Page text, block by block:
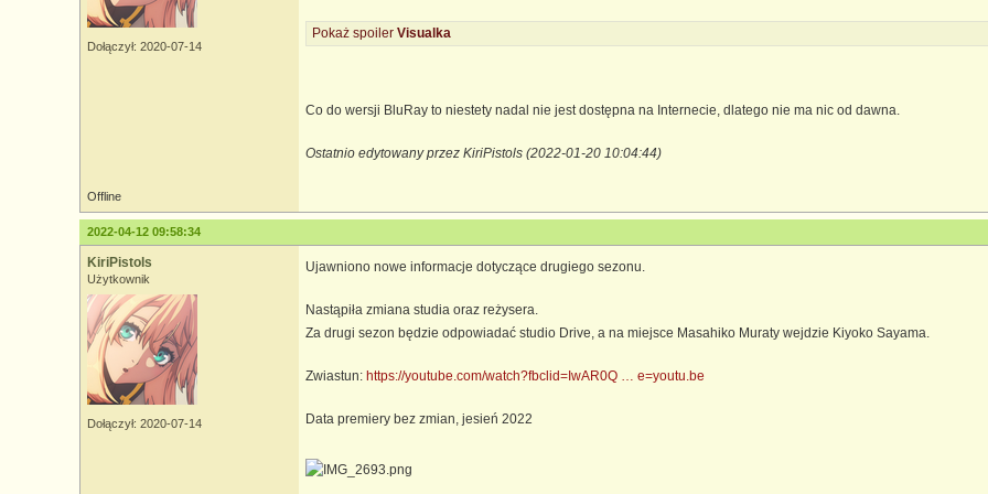
Dołączył: 2020-07-14
Pokaż spoiler Visualka
Co do wersji BluRay to niestety nadal nie jest dostępna na Internecie, dlatego nie ma nic od dawna.
Ostatnio edytowany przez KiriPistols (2022-01-20 10:04:44)
Offline
2022-04-12 09:58:34
KiriPistols
Użytkownik
Dołączył: 2020-07-14
Ujawniono nowe informacje dotyczące drugiego sezonu.
Nastąpiła zmiana studia oraz reżysera.
Za drugi sezon będzie odpowiadać studio Drive, a na miejsce Masahiko Muraty wejdzie Kiyoko Sayama.
Zwiastun: https://youtube.com/watch?fbclid=IwAR0Q … e=youtu.be
Data premiery bez zmian, jesień 2022